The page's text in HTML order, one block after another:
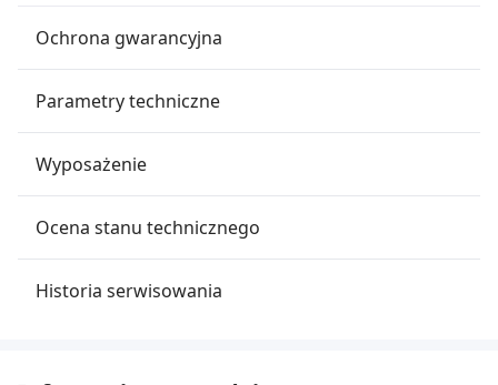
Ochrona gwarancyjna
Parametry techniczne
Wyposażenie
Ocena stanu technicznego
Historia serwisowania